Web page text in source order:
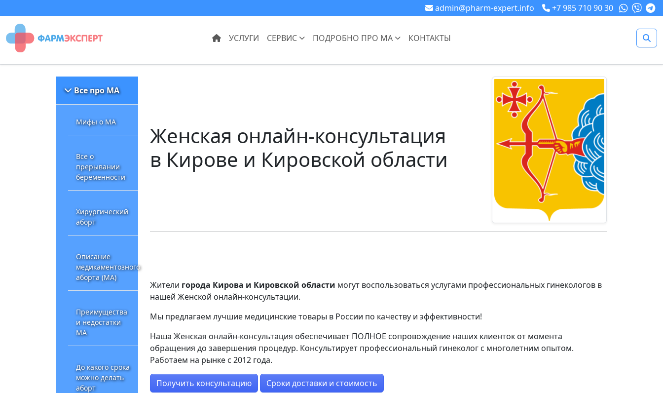
admin@pharm-expert.info +7 985 710 90 30
УСЛУГИ СЕРВИС ПОДРОБНО ПРО МА КОНТАКТЫ
Все про МА
Мифы о МА
Все о
прерывании
беременности
Хирургический
аборт
Описание
медикаментозного
аборта (МА)
Преимущества
и недостатки
МА
До какого срока
можно делать
аборт
Женская онлайн-консультация
в Кирове и Кировской области
Жители города Кирова и Кировской области могут воспользоваться услугами профессиональных гинекологов в
нашей Женской онлайн-консультации.
Мы предлагаем лучшие медицинские товары в России по качеству и эффективности!
Наша Женская онлайн-консультация обеспечивает ПОЛНОЕ сопровождение наших клиенток от момента
обращения до завершения процедур. Консультирует профессиональный гинеколог с многолетним опытом.
Работаем на рынке с 2012 года.
Получить консультацию Сроки доставки и стоимость